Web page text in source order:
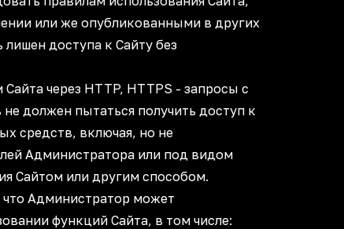
или же опубликованными в других
доступа к Сайту без
через HTTP, HTTPS - запросы с
должен пытаться получить доступ к
средств, включая, но не
Администратора или под видом
Сайтом или другим способом.
что Администратор может
функций Сайта, в том числе: